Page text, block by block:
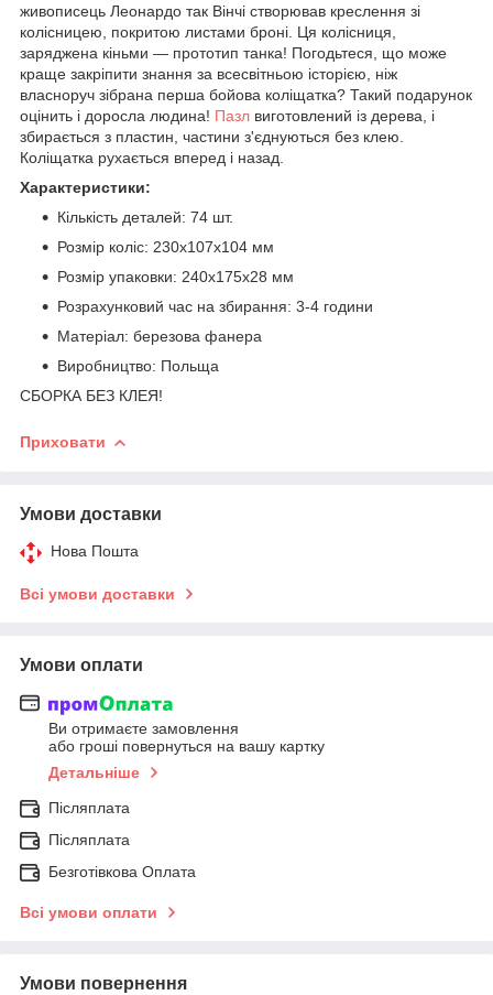
живописець Леонардо так Вінчі створював креслення зі
колісницею, покритою листами броні. Ця колісниця,
заряджена кіньми — прототип танка! Погодьтеся, що може
краще закріпити знання за всесвітньою історією, ніж
власноруч зібрана перша бойова коліщатка? Такий подарунок
оцінить і доросла людина! Пазл виготовлений із дерева, і
збирається з пластин, частини з'єднуються без клею.
Коліщатка рухається вперед і назад.
Характеристики:
Кількість деталей: 74 шт.
Розмір коліс: 230х107х104 мм
Розмір упаковки: 240х175х28 мм
Розрахунковий час на збирання: 3-4 години
Матеріал: березова фанера
Виробництво: Польща
СБОРКА БЕЗ КЛЕЯ!
Приховати
Умови доставки
Нова Пошта
Всі умови доставки
Умови оплати
Ви отримаєте замовлення
або гроші повернуться на вашу картку
Детальніше
Післяплата
Післяплата
Безготівкова Оплата
Всі умови оплати
Умови повернення